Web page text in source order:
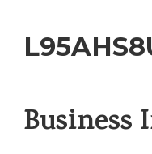
Business